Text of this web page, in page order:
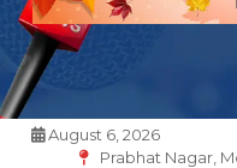
August 6, 2026
Prabhat Nagar,